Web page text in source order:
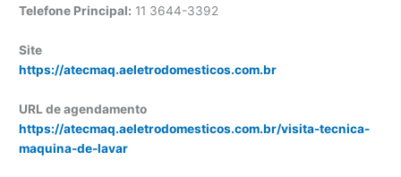
Telefone Principal: 11 3644-3392
Site
https://atecmaq.aeletrodomesticos.com.br
URL de agendamento
https://atecmaq.aeletrodomesticos.com.br/visita-tecnica-
maquina-de-lavar